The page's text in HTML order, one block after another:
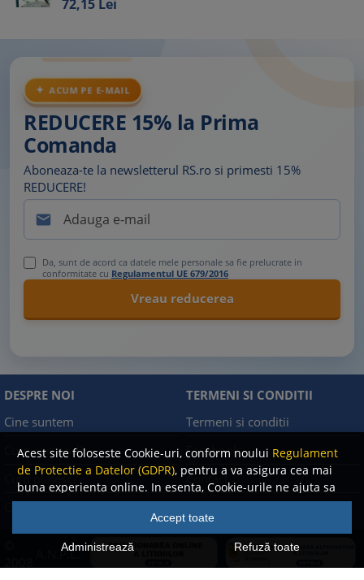
Acest site foloseste Cookie-uri, conform noului Regulament
de Protectie a Datelor (GDPR), pentru a va asigura cea mai
buna experienta online. In esenta, Cookie-urile ne ajuta sa
imbunatatim continutul de pe site, oferindu-va dvs.,
cititorul, o experienta online personalizata si mult mai
rapida. Ele sunt folosite doar de site-ul nostru si partenerii
nostri de incredere. Click
pentru detalii despre politica
de Cookie-uri.
Accept toate
Administrează Refuză toate
72,15 Lei
ACUM PE E-MAIL
REDUCERE 15% la Prima
Comanda
Aboneaza-te la newsletterul RS.ro si primesti 15%
REDUCERE!

Da, sunt de acord ca datele mele personale sa fie prelucrate in
conformitate cu Regulamentul UE 679/2016
DESPRE NOI
Cine suntem
Cum comand?
Cum platesc?
TERMENI SI CONDITII
Termeni si conditii
Facebook
Contact
A.N.P.C.